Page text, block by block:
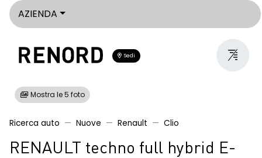
AZIENDA
Sedi
Mostra le 5 foto
Ricerca auto Nuove Renault Clio
RENAULT techno full hybrid E-